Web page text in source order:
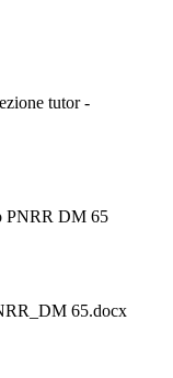
tutor -
PNRR DM 65
65.docx